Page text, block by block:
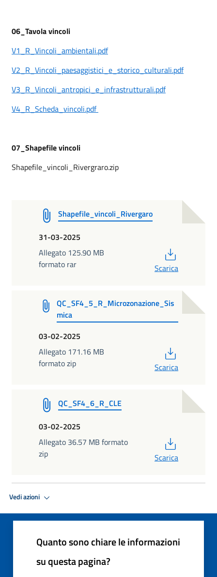
06_Tavola vincoli
V1_R_Vincoli_ambientali.pdf
V2_R_Vincoli_paesaggistici_e_storico_culturali.pdf
V3_R_Vincoli_antropici_e_infrastrutturali.pdf
V4_R_Scheda_vincoli.pdf
07_Shapefile vincoli
Shapefile_vincoli_Rivergraro.zip
Shapefile_vincoli_Rivergaro
31-03-2025
Allegato 125.90 MB
formato rar
Scarica
QC_SF4_5_R_Microzonazione_Sis
mica
03-02-2025
Allegato 171.16 MB
formato zip
Scarica
QC_SF4_6_R_CLE
03-02-2025
Allegato 36.57 MB formato
zip
Scarica
Vedi azioni
Quanto sono chiare le informazioni
su questa pagina?